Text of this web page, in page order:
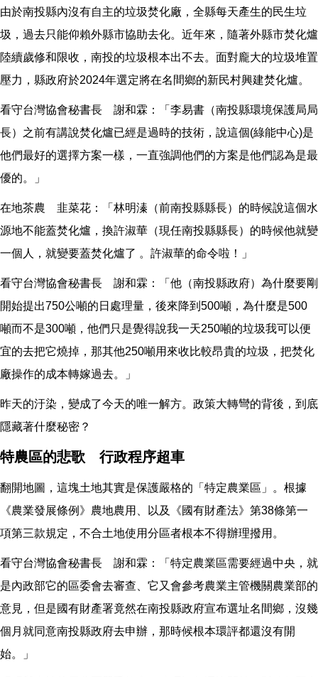
由於南投縣內沒有自主的垃圾焚化廠，全縣每天產生的民生垃
圾，過去只能仰賴外縣市協助去化。近年來，隨著外縣市焚化爐
陸續歲修和限收，南投的垃圾根本出不去。面對龐大的垃圾堆置
壓力，縣政府於2024年選定將在名間鄉的新民村興建焚化爐。
看守台灣協會秘書長 謝和霖：「李易書（南投縣環境保護局局
長）之前有講說焚化爐已經是過時的技術，說這個(綠能中心)是
他們最好的選擇方案一樣，一直強調他們的方案是他們認為是最
優的。」
在地茶農 韭菜花：「林明溱（前南投縣縣長）的時候說這個水
源地不能蓋焚化爐，換許淑華（現任南投縣縣長）的時候他就變
一個人，就變要蓋焚化爐了 。許淑華的命令啦！」
看守台灣協會秘書長 謝和霖：「他（南投縣政府）為什麼要剛
開始提出750公噸的日處理量，後來降到500噸，為什麼是500
噸而不是300噸，他們只是覺得說我一天250噸的垃圾我可以便
宜的去把它燒掉，那其他250噸用來收比較昂貴的垃圾，把焚化
廠操作的成本轉嫁過去。」
昨天的汙染，變成了今天的唯一解方。政策大轉彎的背後，到底
隱藏著什麼秘密？
特農區的悲歌 行政程序超車
翻開地圖，這塊土地其實是保護嚴格的「特定農業區」。根據
《農業發展條例》農地農用、以及《國有財產法》第38條第一
項第三款規定，不合土地使用分區者根本不得辦理撥用。
看守台灣協會秘書長 謝和霖：「特定農業區需要經過中央，就
是內政部它的區委會去審查、它又會參考農業主管機關農業部的
意見，但是國有財產署竟然在南投縣政府宣布選址名間鄉，沒幾
個月就同意南投縣政府去申辦，那時候根本環評都還沒有開
始。」